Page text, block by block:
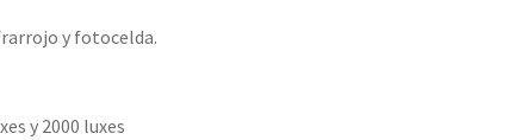
y fotocelda.
y 2000 luxes